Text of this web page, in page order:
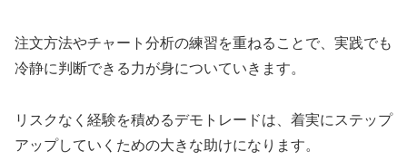
注文方法やチャート分析の練習を重ねることで、実践でも
冷静に判断できる力が身についていきます。
リスクなく経験を積めるデモトレードは、着実にステップ
アップしていくための大きな助けになります。